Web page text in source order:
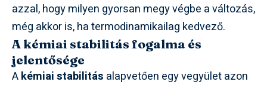
azzal, hogy milyen gyorsan megy végbe a változás,
még akkor is, ha termodinamikailag kedvező.
A kémiai stabilitás fogalma és
jelentősége
Akémiai stabilitás alapvetően egy vegyület azon